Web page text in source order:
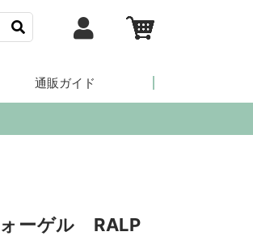
通販ガイド
ーゲル RALP